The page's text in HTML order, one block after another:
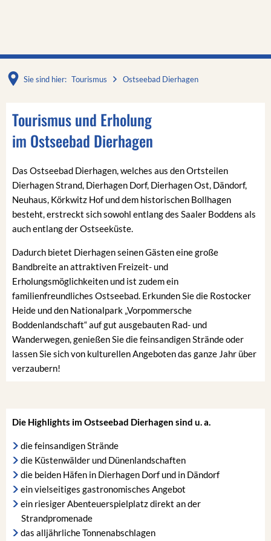
Sie sind hier: Tourismus Ostseebad Dierhagen
Ostseebad
Dierhagen
Tourismus und Erholung
im Ostseebad Dierhagen
Das Ostseebad Dierhagen, welches aus den Ortsteilen
Dierhagen Strand, Dierhagen Dorf, Dierhagen Ost, Dändorf,
Neuhaus, Körkwitz Hof und dem historischen Bollhagen
besteht, erstreckt sich sowohl entlang des Saaler Boddens als
auch entlang der Ostseeküste.
Dadurch bietet Dierhagen seinen Gästen eine große
Bandbreite an attraktiven Freizeit- und
Erholungsmöglichkeiten und ist zudem ein
familienfreundliches Ostseebad. Erkunden Sie die Rostocker
Heide und den Nationalpark „Vorpommersche
Boddenlandschaft“ auf gut ausgebauten Rad- und
Wanderwegen, genießen Sie die feinsandigen Strände oder
lassen Sie sich von kulturellen Angeboten das ganze Jahr über
verzaubern!
Die Highlights im Ostseebad Dierhagen sind u. a.
die feinsandigen Strände
die Küstenwälder und Dünenlandschaften
die beiden Häfen in Dierhagen Dorf und in Dändorf
ein vielseitiges gastronomisches Angebot
ein riesiger Abenteuerspielplatz direkt an der
Strandpromenade
das alljährliche Tonnenabschlagen